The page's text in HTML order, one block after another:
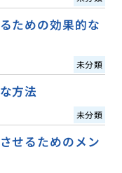
ための効果的な
未分類
方法
未分類
せるためのメン